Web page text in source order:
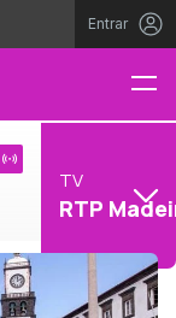
Entrar
TV
RTP